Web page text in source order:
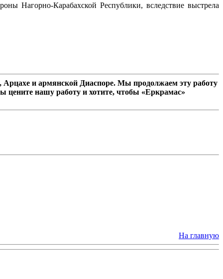
Нагорно-Карабахской Республики, вследствие выстрела
и армянской Диаспоре. Мы продолжаем эту работу
цените нашу работу и хотите, чтобы «Еркрамас»
На главную